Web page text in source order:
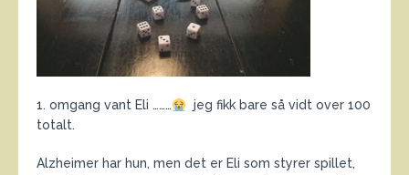
1. omgang vant Eli ………
jeg fikk bare så vidt over 100
totalt.
Alzheimer har hun, men det er Eli som styrer spillet,